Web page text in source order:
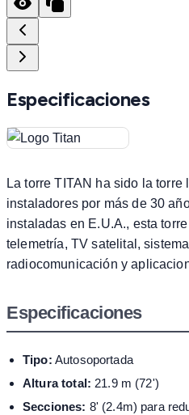
Especificaciones
La torre TITAN ha sido la torre
instaladores por más de 30
instaladas en E.U.A., esta
telemetría, TV satelital,
radiocomunicación y
Especificaciones
Tipo: Autosoportada
Altura total: 21.9 m (72')
Secciones: 8' (2.4m) para